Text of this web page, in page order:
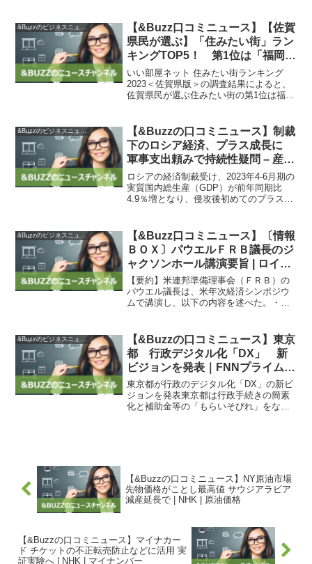
ォール・ストリート・ジャーナル
（WSJ）が報じた。...
&Buzzのビジネスニュース
【&Buzz口コミニュース】【佐賀
県民が選ぶ】「住みたい街」ラン
キングTOP5！ 第1位は「福岡
市」【2023年最新調査結果】
（1/4） | 住まい ねとらぼ調査隊
いい部屋ネット 住みたい街ランキング
2023＜佐賀県版＞の調査結果によると、
佐賀県民が選ぶ住みたい街の第1位は福岡
岡空港からアクセスも便利です。また、
夜間のゴミ回収や...
&Buzzのビジネスニュース
【&Buzzの口コミニュース】制裁
下のロシア経済、プラス成長に
軍事支出頼みで持続性疑問 – 産経
ニュース
ロシアの経済制裁受け、2023年4-6月期の
実質国内総生産（GDP）が前年同期比
4.9％増となり、侵攻後初めてのプラス成
りのプラス成長となります。昨年の年間
成長率はマ...
&Buzzのビジネスニュース
【&Buzz口コミニュース】〔情報
ＢＯＸ〕パウエルＦＲＢ議長のジ
ャクソンホール講演要旨 | ロイタ
ー
【要約】米連邦準備理事会（ＦＲＢ）の
パウエル議長は、米年次経済シンポジウ
ムで講演し、以下の内容を述べた。・適
に・データに基づき金利動向を判断・イ
ンフレはまだ高止まり・物価...
&Buzzのビジネスニュース
【&Buzzの口コミニュース】東京
都 行政デジタル化「DX」 新
ビジョンを発表｜FNNプライムオ
ンライン
東京都が行政のデジタル化「DX」の新ビ
ジョンを発表東京都は行政手続きの簡素
化と補助金等の「もらいそびれ」をなく
【&Buzzの口コミニュース】NY原油市場
先物価格がことし最高値 サウジアラビア
減産延長で | NHK | 原油価格
【&Buzzの口コミニュース】マイナカー
ド チケットの不正転売防止などに活用 実
証実験へ | NHK | マイナンバー